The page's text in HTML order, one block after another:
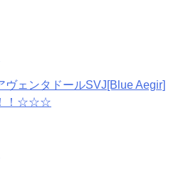
ヴェンタドールSVJ[Blue Aegir]
！！☆☆☆